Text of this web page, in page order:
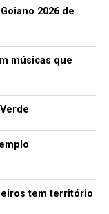
2026 de
músicas que
tem território